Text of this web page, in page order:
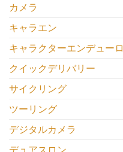
カメラ
キャラエン
キャラクターエンデューロ
クイックデリバリー
サイクリング
ツーリング
デジタルカメラ